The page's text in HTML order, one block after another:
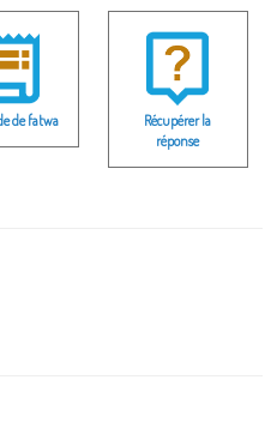
de fatwa
Récupérer la
réponse